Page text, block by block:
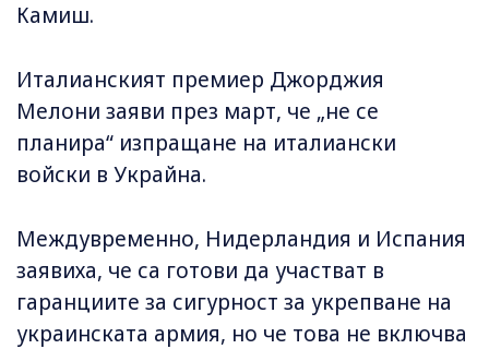
Камиш.
Италианският премиер Джорджия
Мелони заяви през март, че „не се
планира“ изпращане на италиански
войски в Украйна.
Междувременно, Нидерландия и Испания
заявиха, че са готови да участват в
гаранциите за сигурност за укрепване на
украинската армия, но че това не включва